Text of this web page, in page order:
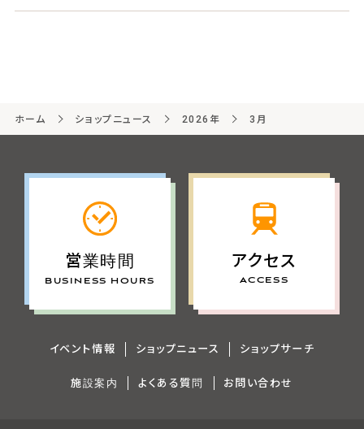
ホーム ショップニュース 2026年 3月
営業時間
BUSINESS HOURS
アクセス
ACCESS
イベント情報 ショップニュース ショップサーチ
施設案内 よくある質問 お問い合わせ